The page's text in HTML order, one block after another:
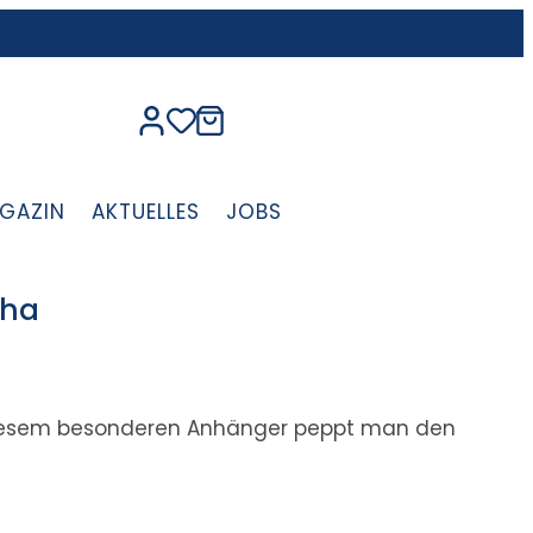
AKTUELLES JOBS
besonderen Anhänger peppt man den